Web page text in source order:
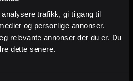
trafikk, gi tilgang til
og personlige annonser.
relevante annonser der du er. Du
dette senere.
kontoret selger nå
til salgs